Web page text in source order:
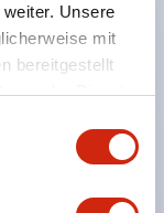
Unsere
mit
bereitgestellt
der Dienste
Klemmenleiste
den Not-Aus